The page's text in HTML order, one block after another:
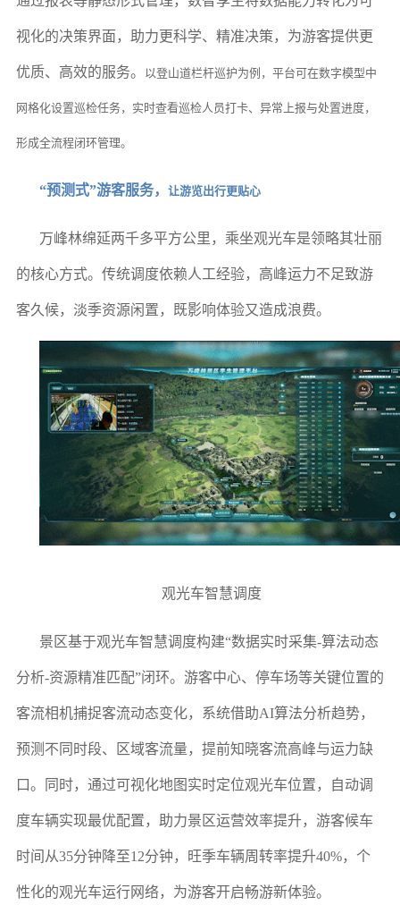
视化的决策界面，助力更科学、精准决策，为游客提供更
优质、高效的服务。 以登山道栏杆巡护为例，平台可在数字模型中
网格化设置巡检任务，实时查看巡检人员打卡、异常上报与处置进度，
形成全流程闭环管理。
“预测式”游客服务， 让游览出行更贴心
万峰林绵延两千多平方公里，乘坐观光车是领略其壮丽
的核心方式。传统调度依赖人工经验，高峰运力不足致游
客久候，淡季资源闲置，既影响体验又造成浪费。
观光车智慧调度
景区基于观光车智慧调度构建“数据实时采集-算法动态
分析-资源精准匹配”闭环。游客中心、停车场等关键位置的
客流相机捕捉客流动态变化，系统借助AI算法分析趋势，
预测不同时段、区域客流量，提前知晓客流高峰与运力缺
口。同时，通过可视化地图实时定位观光车位置，自动调
度车辆实现最优配置，助力景区运营效率提升，游客候车
时间从35分钟降至12分钟，旺季车辆周转率提升40%，个
性化的观光车运行网络，为游客开启畅游新体验。